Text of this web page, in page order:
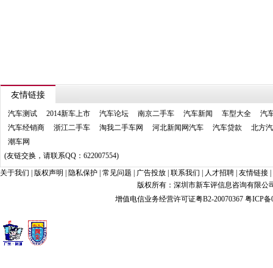
友情链接
汽车测试 2014新车上市 汽车论坛 南京二手车 汽车新闻 车型大全
汽
汽车经销商
浙江二手车 淘我二手车网 河北新闻网汽车 汽车贷款
北方
潮车网
(友链交换，请联系QQ：622007554)
关于我们
版权声明 隐私保护 常见问题 广告投放 联系我们 人才招聘 友情链接
版权所有：深圳市新车评信息咨询有限公
增值电信业务经营许可证粤B2-20070367 粤ICP备